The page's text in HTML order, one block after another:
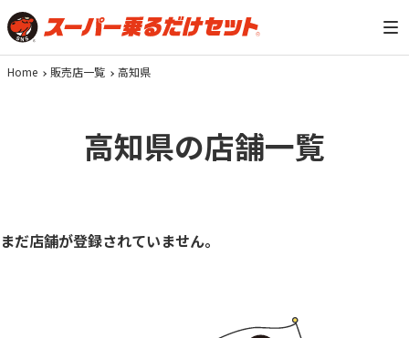
Home 販売店一覧 高知県
高知県の店舗一覧
まだ店舗が登録されていません。